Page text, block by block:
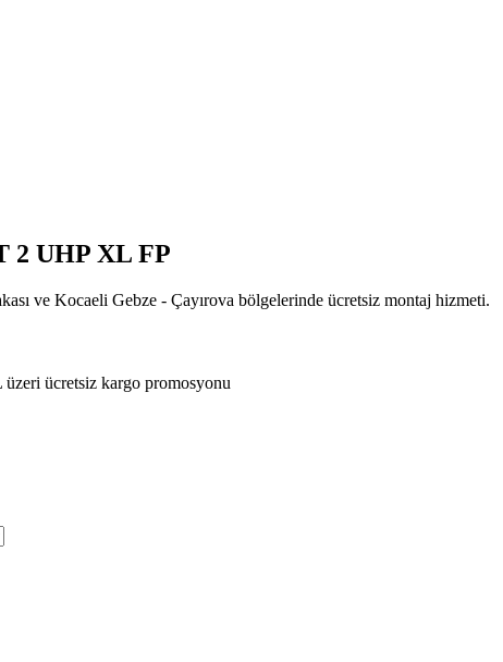
2 UHP XL FP
ve Kocaeli Gebze - Çayırova bölgelerinde ücretsiz montaj hizmeti.
üzeri ücretsiz kargo promosyonu